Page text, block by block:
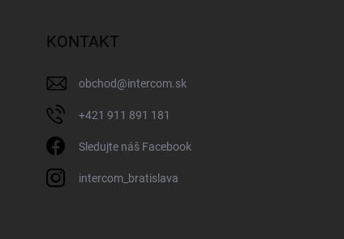
KONTAKT
obchod@intercom.sk
+421 911 891 181
Sledujte náš Facebook
intercom_bratislava